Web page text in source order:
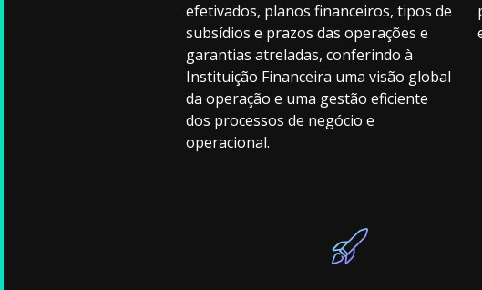
efetivados, planos financeiros, tipos de
subsídios e prazos das operações e
garantias atreladas, conferindo à
Instituição Financeira uma visão global
da operação e uma gestão eficiente
dos processos de negócio e
operacional.